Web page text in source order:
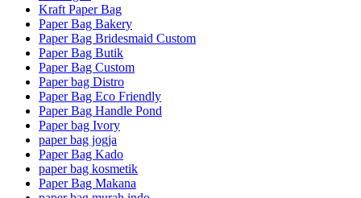
Kraft Paper Bag
Paper Bag Bakery
Paper Bag Bridesmaid Custom
Paper Bag Butik
Paper Bag Custom
Paper bag Distro
Paper Bag Eco Friendly
Paper Bag Handle Pond
Paper bag Ivory
paper bag jogja
Paper Bag Kado
paper bag kosmetik
Paper Bag Makana